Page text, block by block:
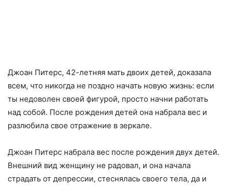
Джоан Питерс, 42-летняя мать двоих детей, доказала
всем, что никогда не поздно начать новую жизнь: если
ты недоволен своей фигурой, просто начни работать
над собой. После рождения детей она набрала вес и
разлюбила свое отражение в зеркале.
Джоан Питерс набрала вес после рождения двух детей.
Внешний вид женщину не радовал, и она начала
страдать от депрессии, стеснялась своего тела, да и